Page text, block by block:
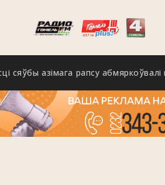
азімага рапсу абмяркоўвалі на